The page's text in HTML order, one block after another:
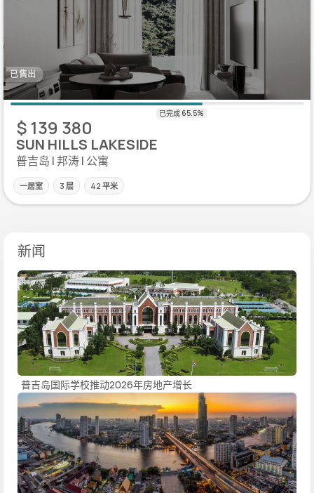
已售出
$ 139 380
SUN HILLS LAKESIDE
普吉岛 | 邦涛 | 公寓
一居室 3 层 42 平米
新闻
普吉岛国际学校推动2026年房地产增长